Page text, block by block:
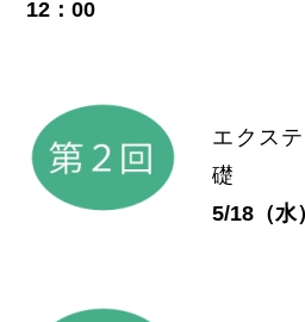
12：00
エクス
礎
5/18（